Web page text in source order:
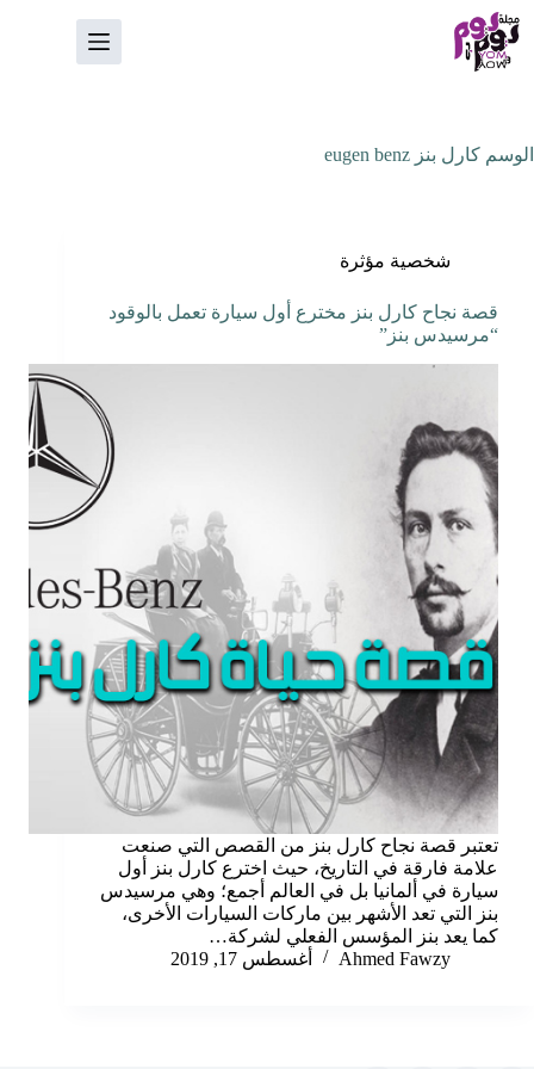
التجاوز
إلى
المحتوى
الوسم كارل بنز eugen benz
شخصية مؤثرة
قصة نجاح كارل بنز مخترع أول سيارة تعمل بالوقود
“مرسيدس بنز”
تعتبر قصة نجاح كارل بنز من القصص التي صنعت
علامة فارقة في التاريخ، حيث اخترع كارل بنز أول
سيارة في ألمانيا بل في العالم أجمع؛ وهي مرسيدس
بنز التي تعد الأشهر بين ماركات السيارات الأخرى،
كما يعد بنز المؤسس الفعلي لشركة…
Ahmed Fawzy
أغسطس 17, 2019